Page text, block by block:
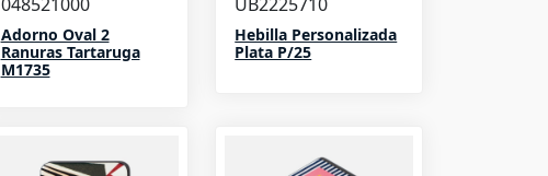
Adorno Oval 2
Ranuras Tartaruga
M1735
Hebilla Personalizada
Plata P/25